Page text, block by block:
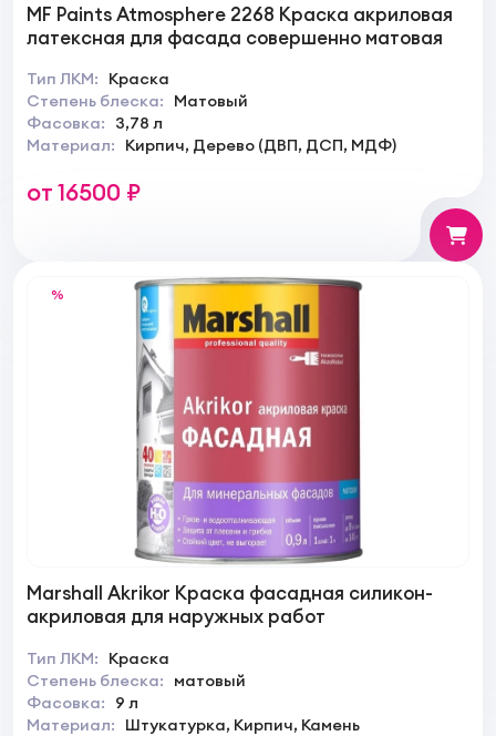
MF Paints Atmosphere 2268 Краска акриловая
латексная для фасада совершенно матовая
Тип ЛКМ:
Краска
Степень блеска:
Матовый
Фасовка:
3,78 л
Материал:
Кирпич, Дерево (ДВП, ДСП, МДФ)
от 16500 ₽
%
Marshall Akrikor Краска фасадная силикон-
акриловая для наружных работ
Тип ЛКМ:
Краска
Степень блеска:
матовый
Фасовка:
9 л
Материал:
Штукатурка, Кирпич, Камень